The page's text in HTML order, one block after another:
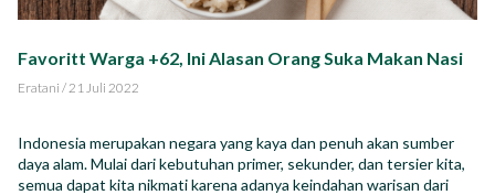
Favoritt Warga +62, Ini Alasan Orang Suka Makan Nasi
Eratani /21 Juli 2022
Indonesia merupakan negara yang kaya dan penuh akan sumber
daya alam. Mulai dari kebutuhan primer, sekunder, dan tersier kita,
semua dapat kita nikmati karena adanya keindahan warisan dari